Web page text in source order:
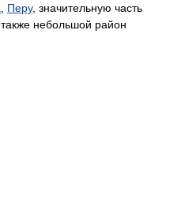
Перу, значительную часть
также небольшой район